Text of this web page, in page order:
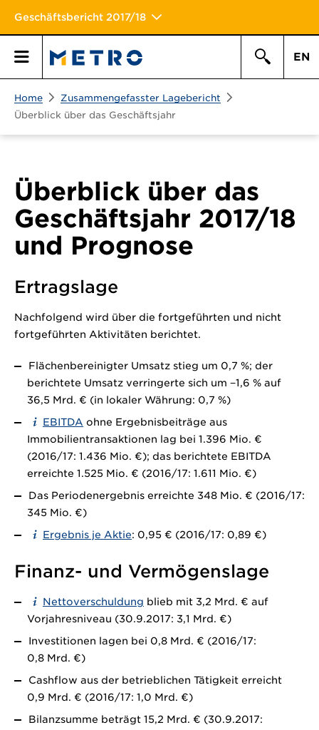
Geschäftsbericht 2017/18
Hauptmen\u00fc
EN
Home
Zusammengefasster Lagebericht
Überblick über das Geschäftsjahr
Überblick über das
Geschäftsjahr 2017/18
und Prognose
Ertragslage
Nachfolgend wird über die fortgeführten und nicht
fortgeführten Aktivitäten berichtet.
Flächenbereinigter Umsatz stieg um 0,7 %; der
berichtete Umsatz verringerte sich um −1,6 % auf
36,5 Mrd. € (in lokaler Währung: 0,7 %)
EBITDA ohne Ergebnisbeiträge aus
Immobilientransaktionen lag bei 1.396 Mio. €
(2016/17: 1.436 Mio. €); das berichtete EBITDA
erreichte 1.525 Mio. € (2016/17: 1.611 Mio. €)
Das Periodenergebnis erreichte 348 Mio. € (2016/17:
345 Mio. €)
Ergebnis je Aktie: 0,95 € (2016/17: 0,89 €)
Finanz- und Vermögenslage
Nettoverschuldung blieb mit 3,2 Mrd. € auf
Vorjahresniveau (30.9.2017: 3,1 Mrd. €)
Investitionen lagen bei 0,8 Mrd. € (2016/17:
0,8 Mrd. €)
Cashflow aus der betrieblichen Tätigkeit erreicht
0,9 Mrd. € (2016/17: 1,0 Mrd. €)
Bilanzsumme beträgt 15,2 Mrd. € (30.9.2017: